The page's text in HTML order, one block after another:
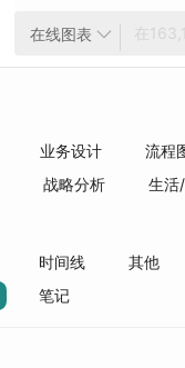
在线图表 
业务设计
流程
战略分析
生活
时间线
其他
笔记